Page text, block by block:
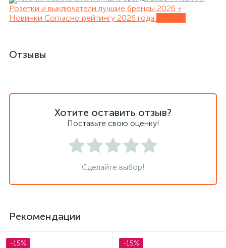
Розетки и выключатели лучшие бренды 2026 +
Новинки Согласно рейтингу 2026 года
Отзывы
Хотите оставить отзыв?
Поставьте свою оценку!
Сделайте выбор!
Рекомендации
-15% -15%